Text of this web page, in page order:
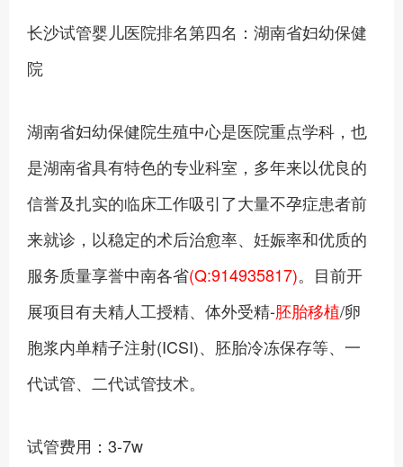
长沙试管婴儿医院排名第四名：湖南省妇幼保健
院
湖南省妇幼保健院生殖中心是医院重点学科，也
是湖南省具有特色的专业科室，多年来以优良的
信誉及扎实的临床工作吸引了大量不孕症患者前
来就诊，以稳定的术后治愈率、妊娠率和优质的
服务质量享誉中南各省(Q:914935817)。目前开
展项目有夫精人工授精、体外受精-胚胎移植/卵
胞浆内单精子注射(ICSI)、胚胎冷冻保存等、一
代试管、二代试管技术。
试管费用：3-7w